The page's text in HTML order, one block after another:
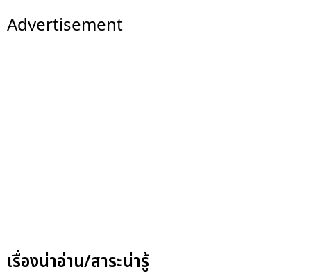
Advertisement
เรื่องน่าอ่าน/สาระน่ารู้